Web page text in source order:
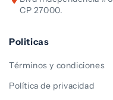
CP 27000.
Politicas
Términos y condiciones
Política de privacidad